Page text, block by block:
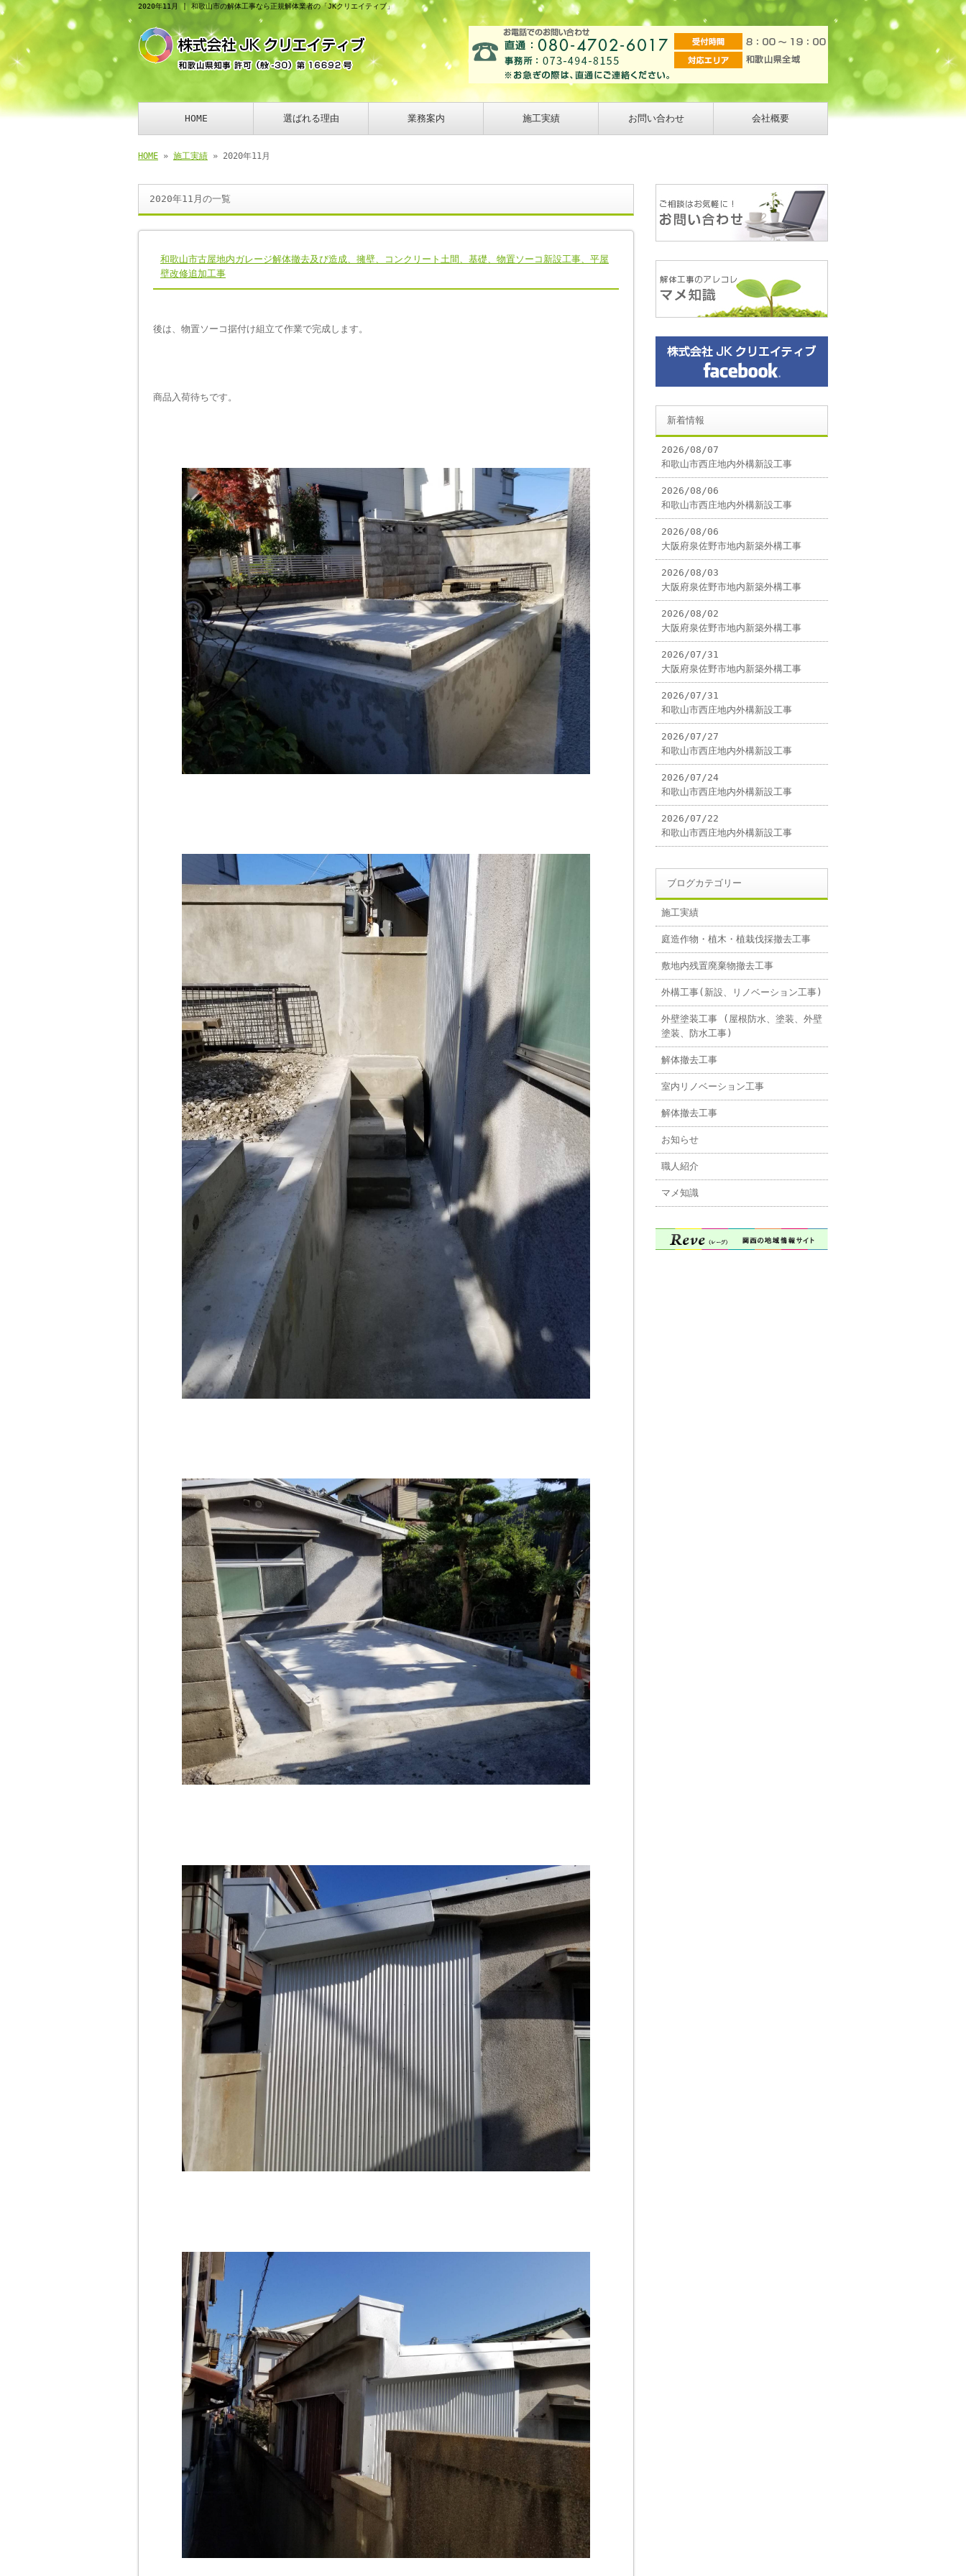
2020年11月 | 和歌山市の解体工事なら正規解体業者の「JKクリエイティブ」
HOME 選ばれる理由 業務案内 施工実績 お問い合わせ 会社概要
HOME » 施工実績 » 2020年11月
2020年11月の一覧
和歌山市古屋地内ガレージ解体撤去及び造成、擁壁、コンクリート土間、基礎、物置ソーコ新設工事、平屋
壁改修追加工事
後は、物置ソーコ据付け組立て作業で完成します。
商品入荷待ちです。
新着情報
2026/08/07
和歌山市西庄地内外構新設工事
2026/08/06
和歌山市西庄地内外構新設工事
2026/08/06
大阪府泉佐野市地内新築外構工事
2026/08/03
大阪府泉佐野市地内新築外構工事
2026/08/02
大阪府泉佐野市地内新築外構工事
2026/07/31
大阪府泉佐野市地内新築外構工事
2026/07/31
和歌山市西庄地内外構新設工事
2026/07/27
和歌山市西庄地内外構新設工事
2026/07/24
和歌山市西庄地内外構新設工事
2026/07/22
和歌山市西庄地内外構新設工事
ブログカテゴリー
施工実績
庭造作物・植木・植栽伐採撤去工事
敷地内残置廃棄物撤去工事
外構工事(新設、リノベーション工事)
外壁塗装工事 (屋根防水、塗装、外壁
塗装、防水工事)
解体撤去工事
室内リノベーション工事
解体撤去工事
お知らせ
職人紹介
マメ知識